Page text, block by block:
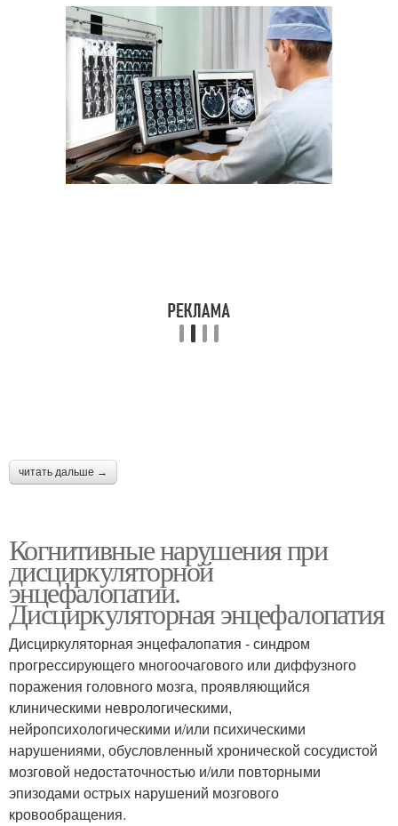
читать дальше →
Когнитивные нарушения при
дисциркуляторной
энцефалопатии.
Дисциркуляторная энцефалопатия
Дисциркуляторная энцефалопатия - синдром
прогрессирующего многоочагового или диффузного
поражения головного мозга, проявляющийся
клиническими неврологическими,
нейропсихологическими и/или психическими
нарушениями, обусловленный хронической сосудистой
мозговой недостаточностью и/или повторными
эпизодами острых нарушений мозгового
кровообращения.